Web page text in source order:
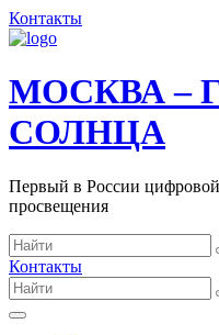
Контакты
МОСКВА –
СОЛНЦА
Первый в России цифровой
просвещения
Контакты